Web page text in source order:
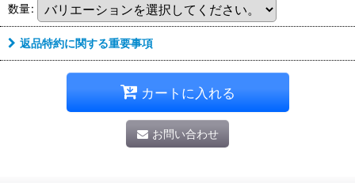
数量:
返品特約に関する重要事項
カートに入れる
お問い合わせ